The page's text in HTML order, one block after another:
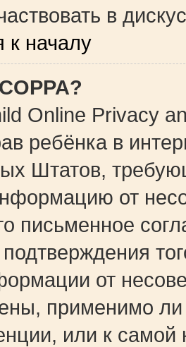
в
к началу
Online Privacy
ребёнка в
Штатов,
от
письменное
подтверждения
от
применимо ли
или к самой